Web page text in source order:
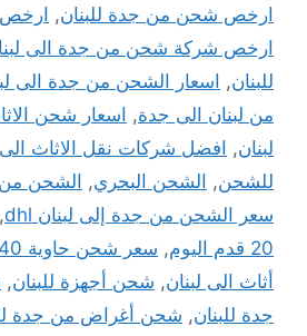
ارخص شحن من جدة للبنان,
ارخص شركة شحن من جدة الى
للبنان, اسعار الشحن من جدة الى
من لبنان الى جدة, اسعار شحن
لبنان, افضل شركات نقل الاثاث الى
للشحن, الشحن البحري, الشحن من
سعر الشحن من جدة إلى لبنان dhl
,
20 قدم اليوم
, سعر شحن حاوية 40 قدم اليوم
أثاث الى لبنان, شحن أجهزة للبنان,
جدة للبنان, شحن أغراض من جدة